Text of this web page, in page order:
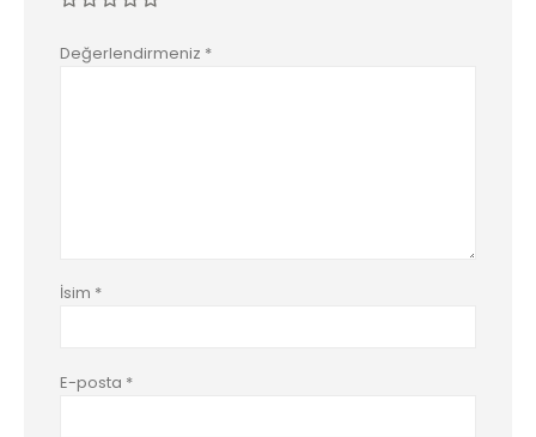
Değerlendirmeniz *
İsim *
E-posta *